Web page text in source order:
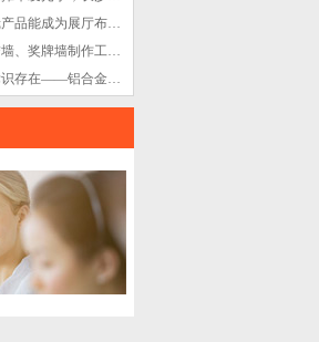
为何长沙千层镜产品能成为展厅布置中的吸睛亮点
《长沙企业荣誉墙、奖牌墙制作工艺的艺术之旅》
独特而卓越的标识存在——铝合金实心字与长沙电镀字